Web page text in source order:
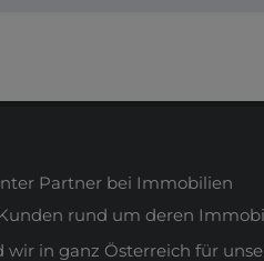
Partner bei Immobilien
rund um deren
wir in ganz Österreich für